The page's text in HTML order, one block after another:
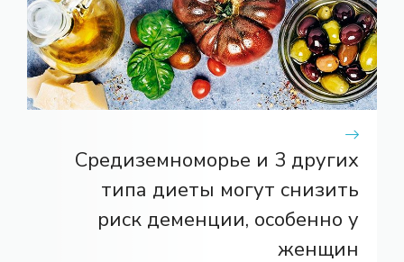
Средиземноморье и 3 других
типа диеты могут снизить
риск деменции, особенно у
женщин